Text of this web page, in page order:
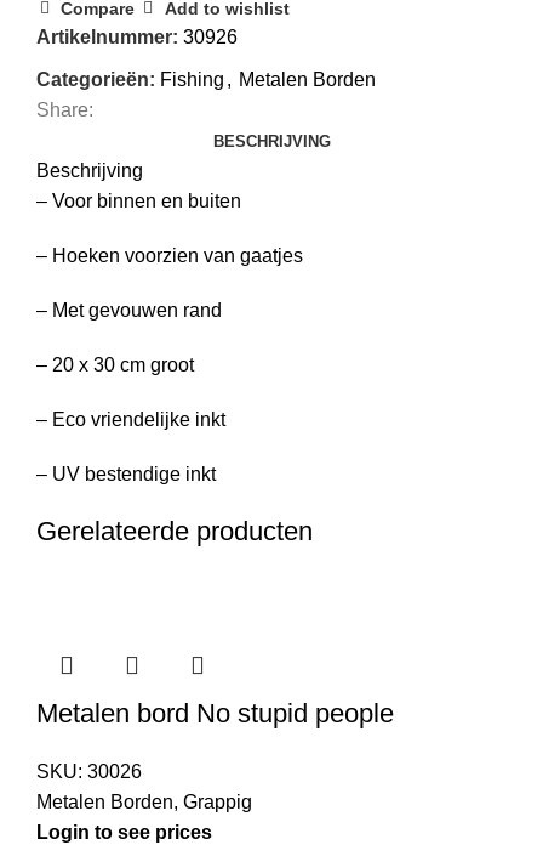
Compare Add to wishlist
Artikelnummer: 30926
Categorieën: Fishing , Metalen Borden
Share:
BESCHRIJVING
Beschrijving
– Voor binnen en buiten
– Hoeken voorzien van gaatjes
– Met gevouwen rand
– 20 x 30 cm groot
– Eco vriendelijke inkt
– UV bestendige inkt
Gerelateerde producten
Metalen bord No stupid people
SKU: 30026
Metalen Borden, Grappig
Login to see prices